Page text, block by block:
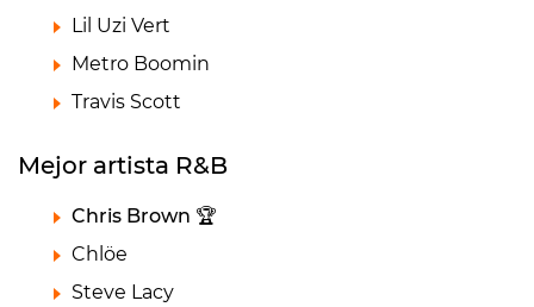
Lil Uzi Vert
Metro Boomin
Travis Scott
Mejor artista R&B
Chris Brown 🏆
Chlöe
Steve Lacy